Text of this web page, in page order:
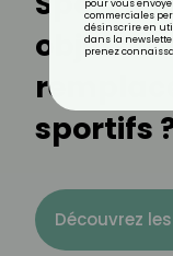
objets
sportifs
Découvrez les
pour vous
commerciales
désinscrire en
dans la
prenez